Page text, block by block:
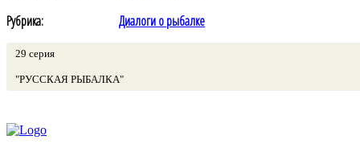
Рубрика:
Диалоги о рыбалке
29 серия
"РУССКАЯ РЫБАЛКА"